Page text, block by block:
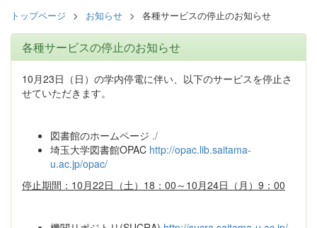
トップページ お知らせ 各種サービスの停止のお知らせ
各種サービスの停止のお知らせ
10月23日（日）の学内停電に伴い、以下のサービスを停止さ
せていただきます。
図書館のホームページ ./
埼玉大学図書館OPAC http://opac.lib.saitama-
u.ac.jp/opac/
停止期間：10月22日（土）18：00～10月24日（月）9：00